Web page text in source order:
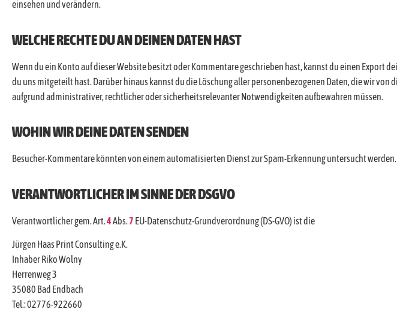
einsehen und verändern.
WELCHE RECHTE DU AN DEINEN DATEN HAST
Wenn du ein Konto auf dieser Website besitzt oder Kommentare geschrieben hast, kannst du einen Export
du uns mitgeteilt hast. Darüber hinaus kannst du die Löschung aller personenbezogenen Daten, die wir von
aufgrund administrativer, rechtlicher oder sicherheitsrelevanter Notwendigkeiten aufbewahren müssen.
WOHIN WIR DEINE DATEN SENDEN
Besucher-Kommentare könnten von einem automatisierten Dienst zur Spam-Erkennung untersucht werden.
VERANTWORTLICHER IM SINNE DER DSGVO
Verantwortlicher gem. Art.4Abs.7 EU-Datenschutz-Grundverordnung (DS-GVO) ist die
Jürgen Haas Print Consulting e.K.
Inhaber Riko Wolny
Herrenweg 3
35080 Bad Endbach
Tel.: 02776-922660